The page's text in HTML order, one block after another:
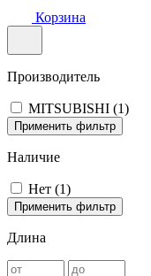
Корзина
Производитель
MITSUBISHI (1)
Применить фильтр
Наличие
Нет (1)
Применить фильтр
Длина